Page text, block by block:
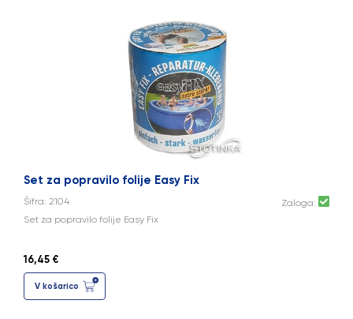
Set za popravilo folije Easy Fix
Šifra: 2104
Zaloga:
Set za popravilo folije Easy Fix
16,45 €
V košarico